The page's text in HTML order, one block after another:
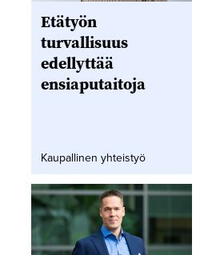
Etätyön
turvallisuus
edellyttää
ensiaputaitoja
Kaupallinen yhteistyö